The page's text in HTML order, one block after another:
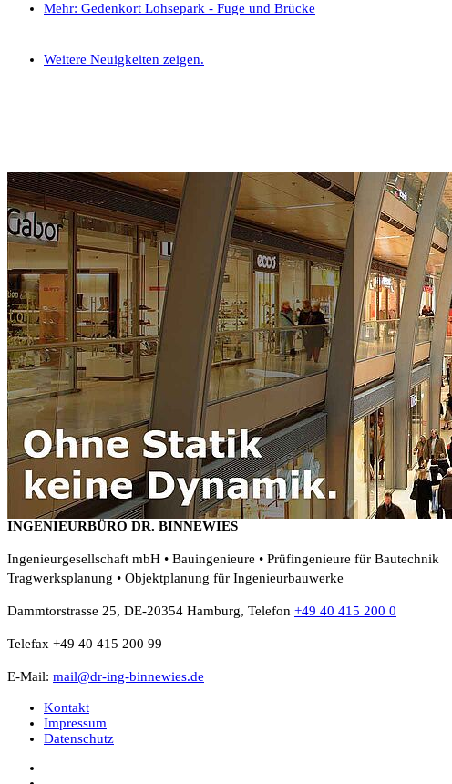
Mehr: Gedenkort Lohsepark - Fuge und Brücke
Weitere Neuigkeiten zeigen.
INGENIEURBÜRO DR. BINNEWIES
Ingenieurgesellschaft mbH • Bauingenieure • Prüfingenieure für Bautechnik
Tragwerksplanung • Objektplanung für Ingenieurbauwerke
Dammtorstrasse 25, DE-20354 Hamburg, Telefon +49 40 415 200 0
Telefax +49 40 415 200 99
E-Mail: mail@dr-ing-binnewies.de
Kontakt
Impressum
Datenschutz